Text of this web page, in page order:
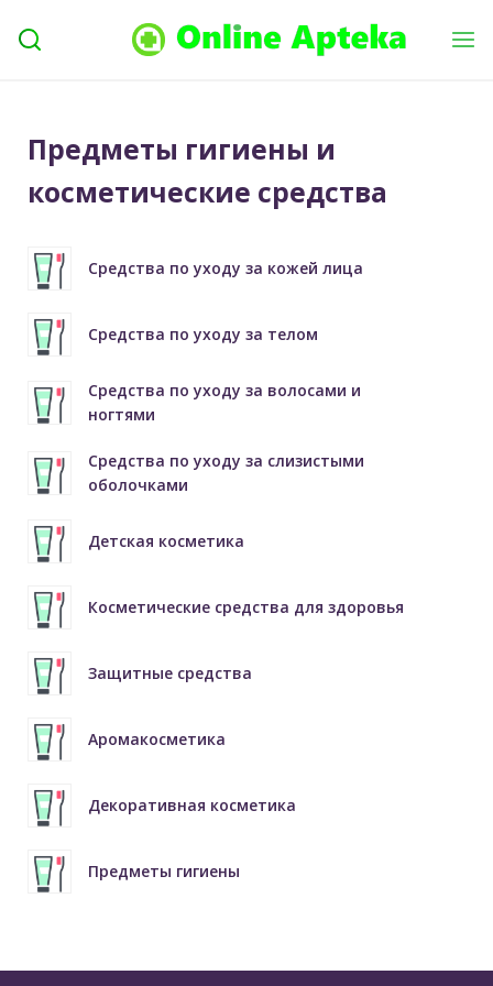
Предметы гигиены и
косметические средства
Средства по уходу за кожей лица
Средства по уходу за телом
Средства по уходу за волосами и
ногтями
Средства по уходу за слизистыми
оболочками
Детская косметика
Косметические средства для здоровья
Защитные средства
Аромакосметика
Декоративная косметика
Предметы гигиены